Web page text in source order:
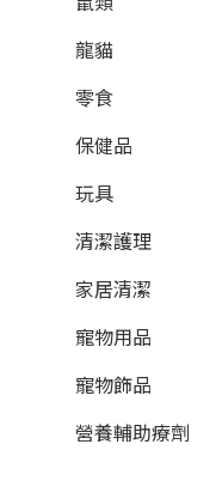
龍貓
零食
保健品
玩具
清潔護理
家居清潔
寵物用品
寵物飾品
營養輔助療劑